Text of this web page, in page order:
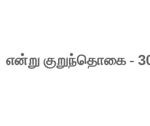
என்று குறுந்தொகை -